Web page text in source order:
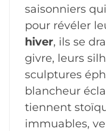
saisonniers
pour révéler
hiver, ils se
givre, leurs
sculptures
blancheur
tiennent
immuables,